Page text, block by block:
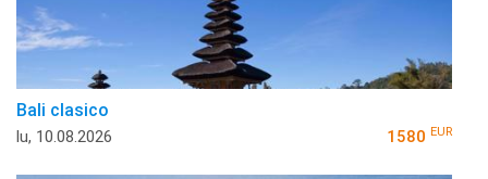
Bali clasico
lu, 10.08.2026 1580 EUR